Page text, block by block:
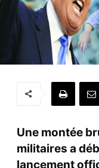
Une montée
militaires a
lancement